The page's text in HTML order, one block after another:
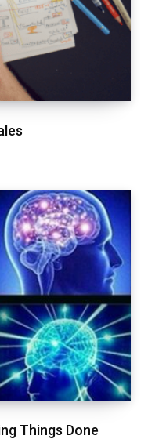
Things Done